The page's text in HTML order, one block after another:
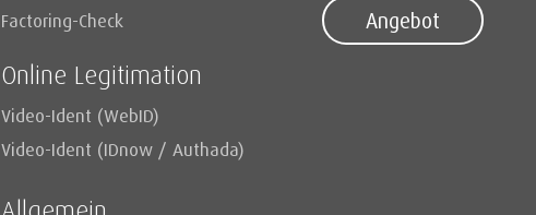
Angebot
Factoring-Check
Online Legitimation
Video-Ident (WebID)
Video-Ident (IDnow / Authada)